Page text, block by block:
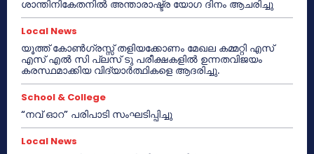
ശാന്തിനികേതനിൽ അന്താരാഷ്ട്ര യോഗ ദിനം ആചരിച്ചു
Local News
യൂത്ത് കോൺഗ്രസ്സ് തളിയക്കോണം മേഖല കമ്മറ്റി എസ്
എസ് എൽ സി പ്ലസ് ടു പരീക്ഷകളിൽ ഉന്നതവിജയം
കരസ്ഥമാക്കിയ വിദ്യാർത്ഥികളെ ആദരിച്ചു.
School & College
“നവ് ഓറ” പരിപാടി സംഘടിപ്പിച്ചു
Local News